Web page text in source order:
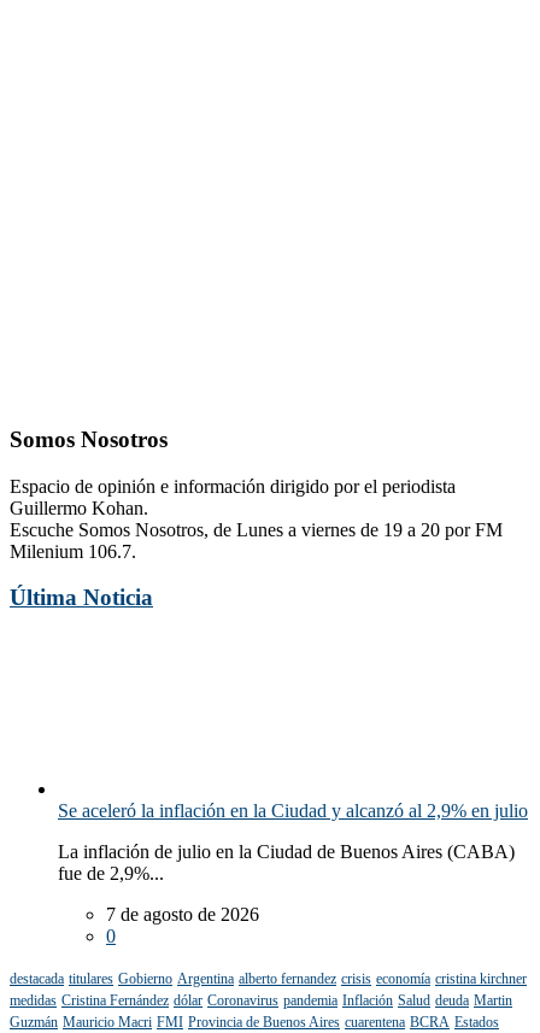
Somos Nosotros
Espacio de opinión e información dirigido por el periodista
Guillermo Kohan.
Escuche Somos Nosotros, de Lunes a viernes de 19 a 20 por FM
Milenium 106.7.
Última Noticia
Se aceleró la inflación en la Ciudad y alcanzó al 2,9% en julio
La inflación de julio en la Ciudad de Buenos Aires (CABA)
fue de 2,9%...
7 de agosto de 2026
0
destacada titulares Gobierno Argentina alberto fernandez crisis economía cristina kirchner
medidas Cristina Fernández dólar Coronavirus pandemia Inflación Salud deuda Martin
Guzmán Mauricio Macri FMI Provincia de Buenos Aires cuarentena BCRA Estados